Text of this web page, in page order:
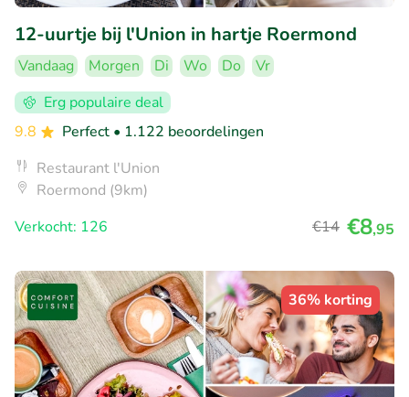
12-uurtje bij l'Union in hartje Roermond
Vandaag Morgen Di Wo Do
Vr
Erg populaire deal
9.8
Perfect • 1.122 beoordelingen
Restaurant l'Union
Roermond (9km)
Verkocht: 126
€14 €8,95
36% korting